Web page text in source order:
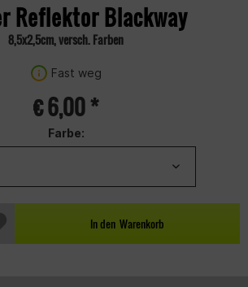
Reflektor Blackway
8,5x2,5cm, versch. Farben
Fast weg
€ 6,00 *
Farbe:
In den Warenkorb